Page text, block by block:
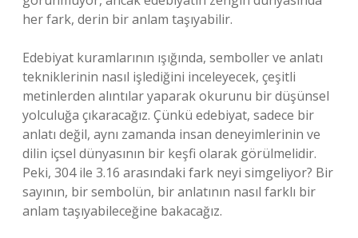
her fark, derin bir anlam taşıyabilir.
Edebiyat kuramlarının ışığında, semboller ve anlatı
tekniklerinin nasıl işlediğini inceleyecek, çeşitli
metinlerden alıntılar yaparak okurunu bir düşünsel
yolculuğa çıkaracağız. Çünkü edebiyat, sadece bir
anlatı değil, aynı zamanda insan deneyimlerinin ve
dilin içsel dünyasının bir keşfi olarak görülmelidir.
Peki, 304 ile 3.16 arasındaki fark neyi simgeliyor? Bir
sayının, bir sembolün, bir anlatının nasıl farklı bir
anlam taşıyabileceğine bakacağız.